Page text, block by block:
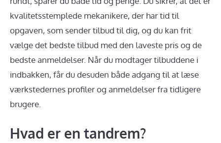
kvalitetsstemplede mekanikere, der har tid til
opgaven, som sender tilbud til dig, og du kan frit
vælge det bedste tilbud med den laveste pris og de
bedste anmeldelser. Når du modtager tilbuddene i
indbakken, får du desuden både adgang til at læse
værkstedernes profiler og anmeldelser fra tidligere
brugere.
Hvad er en tandrem?